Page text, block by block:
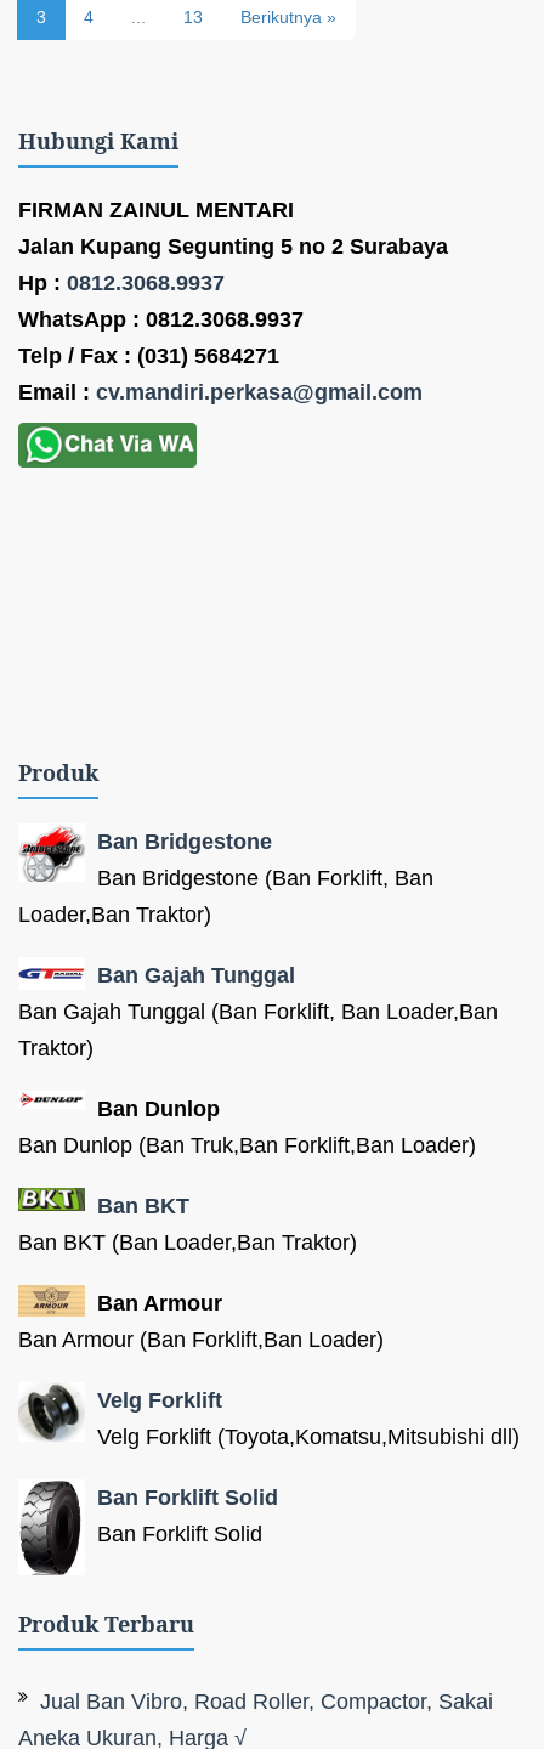
3 4 13 Berikutnya »
Hubungi Kami
FIRMAN ZAINUL MENTARI
Jalan Kupang Segunting 5 no 2 Surabaya
Hp : 0812.3068.9937
WhatsApp : 0812.3068.9937
Telp / Fax : (031) 5684271
Email : cv.mandiri.perkasa@gmail.com
Produk
Ban Bridgestone
Ban Bridgestone (Ban Forklift, Ban
Loader,Ban Traktor)
Ban Gajah Tunggal
Ban Gajah Tunggal (Ban Forklift, Ban Loader,Ban
Traktor)
Ban Dunlop
Ban Dunlop (Ban Truk,Ban Forklift,Ban Loader)
Ban BKT
Ban BKT (Ban Loader,Ban Traktor)
Ban Armour
Ban Armour (Ban Forklift,Ban Loader)
Velg Forklift
Velg Forklift (Toyota,Komatsu,Mitsubishi dll)
Ban Forklift Solid
Ban Forklift Solid
Produk Terbaru
Jual Ban Vibro, Road Roller, Compactor, Sakai
Aneka Ukuran, Harga √